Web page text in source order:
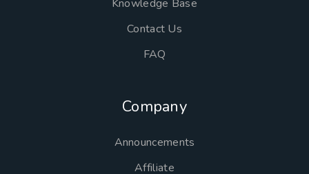
Knowledge Base
Contact Us
FAQ
Company
Announcements
Affiliate